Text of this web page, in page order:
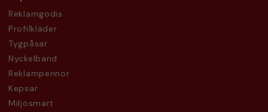
Reklamgodis
Profilkläder
Tygpåsar
Nyckelband
Reklampennor
Kepsar
Miljösmart